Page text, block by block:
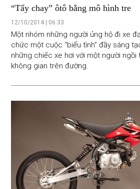
“Tẩy chay” ôtô bằng mô hình tre
12/10/2014 | 06:33
Một nhóm những người ủng hộ đi xe
chức một cuộc “biểu tình” đầy sáng
những chiếc xe hơi với một người ngồi
không gian trên đường.